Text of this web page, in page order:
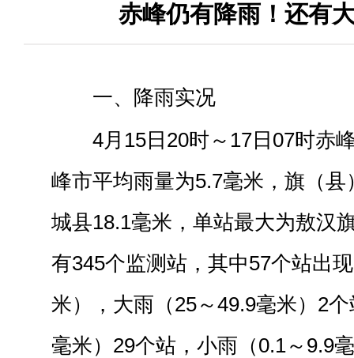
赤峰仍有降雨！还有
一、降雨实况
4月15日20时～17日07时赤
峰市平均雨量为5.7毫米， 旗（县
城县18.1毫米， 单站最大为敖汉
有345个监测站，其中57个站出
米），大雨（25～49.9毫米）2
毫米）29个站，小雨（0.1～9.9